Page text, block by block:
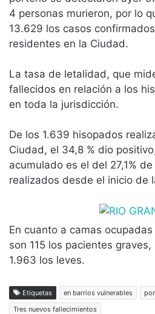
4 personas murieron, por lo
13.629 los casos
residentes en la Ciudad.
La tasa de letalidad, que
fallecidos en relación a los
en toda la jurisdicción.
De los 1.639 hisopados
Ciudad, el 34,8 % dio
acumulado es el del 27,1%
realizados desde el inicio de
En cuanto a camas
son 115 los pacientes
1.963 los leves.
Etiquetas en barrios vulnerables
Tres nuevos fallecimientos